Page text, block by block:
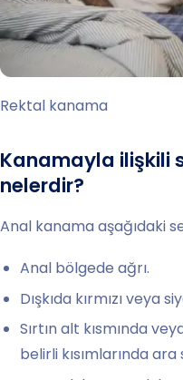
Rektal kanama
Kanamayla ilişkili
nelerdir?
Anal kanama aşağıdaki
Anal bölgede ağrı.
Dışkıda kırmızı veya
Sırtın alt kısmında
belirli kısımlarında ara